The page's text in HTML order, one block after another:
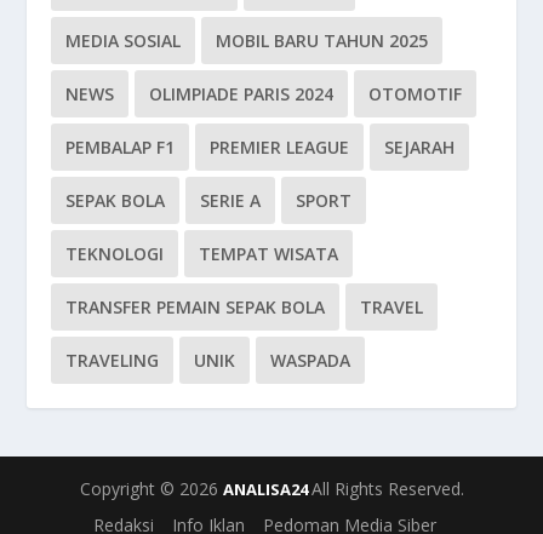
MEDIA SOSIAL MOBIL BARU TAHUN 2025
NEWS OLIMPIADE PARIS 2024 OTOMOTIF
PEMBALAP F1 PREMIER LEAGUE SEJARAH
SEPAK BOLA SERIE A SPORT
TEKNOLOGI TEMPAT WISATA
TRANSFER PEMAIN SEPAK BOLA TRAVEL
TRAVELING UNIK WASPADA
Copyright © 2026 ANALISA24All Rights Reserved.
Redaksi
Info Iklan Pedoman Media Siber